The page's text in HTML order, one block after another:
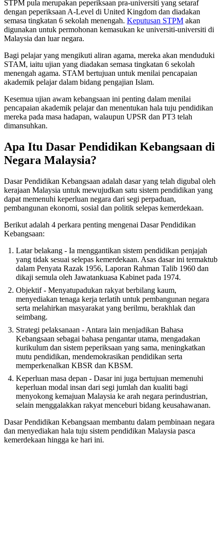
STPM pula merupakan peperiksaan pra-universiti yang setaraf
dengan peperiksaan A-Level di United Kingdom dan diadakan
semasa tingkatan 6 sekolah menengah. Keputusan STPM akan
digunakan untuk permohonan kemasukan ke universiti-universiti di
Malaysia dan luar negara.
Bagi pelajar yang mengikuti aliran agama, mereka akan menduduki
STAM, iaitu ujian yang diadakan semasa tingkatan 6 sekolah
menengah agama. STAM bertujuan untuk menilai pencapaian
akademik pelajar dalam bidang pengajian Islam.
Kesemua ujian awam kebangsaan ini penting dalam menilai
pencapaian akademik pelajar dan menentukan hala tuju pendidikan
mereka pada masa hadapan, walaupun UPSR dan PT3 telah
dimansuhkan.
Apa Itu Dasar Pendidikan Kebangsaan di
Negara Malaysia?
Dasar Pendidikan Kebangsaan adalah dasar yang telah digubal oleh
kerajaan Malaysia untuk mewujudkan satu sistem pendidikan yang
dapat memenuhi keperluan negara dari segi perpaduan,
pembangunan ekonomi, sosial dan politik selepas kemerdekaan.
Berikut adalah 4 perkara penting mengenai Dasar Pendidikan
Kebangsaan:
Latar belakang - Ia menggantikan sistem pendidikan penjajah
yang tidak sesuai selepas kemerdekaan. Asas dasar ini termaktub
dalam Penyata Razak 1956, Laporan Rahman Talib 1960 dan
dikaji semula oleh Jawatankuasa Kabinet pada 1974.
Objektif - Menyatupadukan rakyat berbilang kaum,
menyediakan tenaga kerja terlatih untuk pembangunan negara
serta melahirkan masyarakat yang berilmu, berakhlak dan
seimbang.
Strategi pelaksanaan - Antara lain menjadikan Bahasa
Kebangsaan sebagai bahasa pengantar utama, mengadakan
kurikulum dan sistem peperiksaan yang sama, meningkatkan
mutu pendidikan, mendemokrasikan pendidikan serta
memperkenalkan KBSR dan KBSM.
Keperluan masa depan - Dasar ini juga bertujuan memenuhi
keperluan modal insan dari segi jumlah dan kualiti bagi
menyokong kemajuan Malaysia ke arah negara perindustrian,
selain menggalakkan rakyat menceburi bidang keusahawanan.
Dasar Pendidikan Kebangsaan membantu dalam pembinaan negara
dan menyediakan hala tuju sistem pendidikan Malaysia pasca
kemerdekaan hingga ke hari ini.